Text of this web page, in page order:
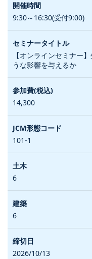
9:30～16:30(受付9:00)
【オンラインセミナー
うな影響を与えるか
14,300
101-1
6
6
2026/10/13